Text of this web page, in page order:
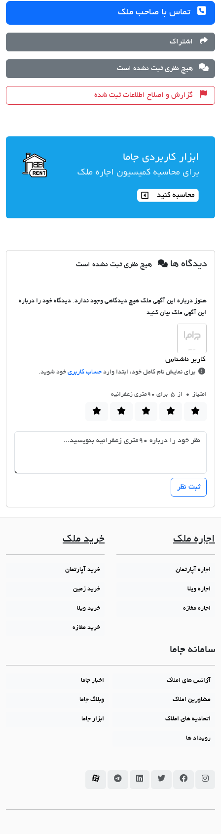
تماس با صاحب ملک
اشتراک
هیچ نظری ثبت نشده است
گزارش و اصلاح اطلاعات ثبت شده
دیدگاه ها هیچ نظری ثبت نشده است
هنوز درباره این آگهی ملک هیچ دیدگاهی وجود ندارد. دیدگاه خود را درباره
این آگهی ملک بیان کنید.
برای نمایش نام کامل خود، ابتدا وارد حساب کاربری خود شوید.
امتیاز 0 از 5 برای 90متری زعفرانیه
اجاره ملک
اجاره آپارتمان
اجاره ویلا
اجاره مغازه
خرید ملک
خرید آپارتمان
خرید زمین
خرید ویلا
خرید مغازه
سامانه جاما
آژانس های املاک اخبار جاما
مشاورین املاک وبلاگ جاما
اتحادیه های املاک ابزار جاما
رویداد ها
سامانه جاما در اینستاگرام
سامانه جاما در فیسبوک
سامانه جاما در توئیتر
سامانه جاما در لینکداین
سامانه جاما در تلگرام
سامانه جاما در آپارات